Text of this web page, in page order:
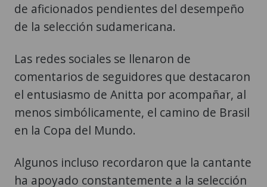
de aficionados pendientes del desempeño
de la selección sudamericana.
Las redes sociales se llenaron de
comentarios de seguidores que destacaron
el entusiasmo de Anitta por acompañar, al
menos simbólicamente, el camino de Brasil
en la Copa del Mundo.
Algunos incluso recordaron que la cantante
ha apoyado constantemente a la selección